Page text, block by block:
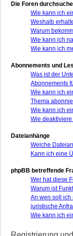
Die Foren
Wie kann ich
Weshalb
Warum
Wie kann ich
Wie kann ich
Abonnements und
Was ist der
Abonnements
Wie kann ich
Thema
Wie kann ich
Wie
Dateianhänge
Welche
Kann ich eine
phpBB betreffende
Wer hat diese
Warum ist
An wen soll ich
juristische
Wie kann ich